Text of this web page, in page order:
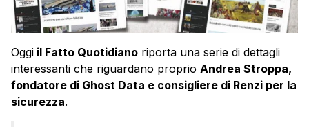
Oggi il Fatto Quotidiano riporta una serie di dettagli
interessanti che riguardano proprio Andrea Stroppa,
fondatore di Ghost Data e consigliere di Renzi per la
sicurezza.